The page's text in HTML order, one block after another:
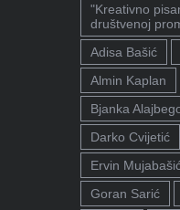
"Kreativno
društvenoj
Adisa Bašić
Almin Kaplan
Bjanka
Darko Cvijetić
Ervin
Goran Sarić